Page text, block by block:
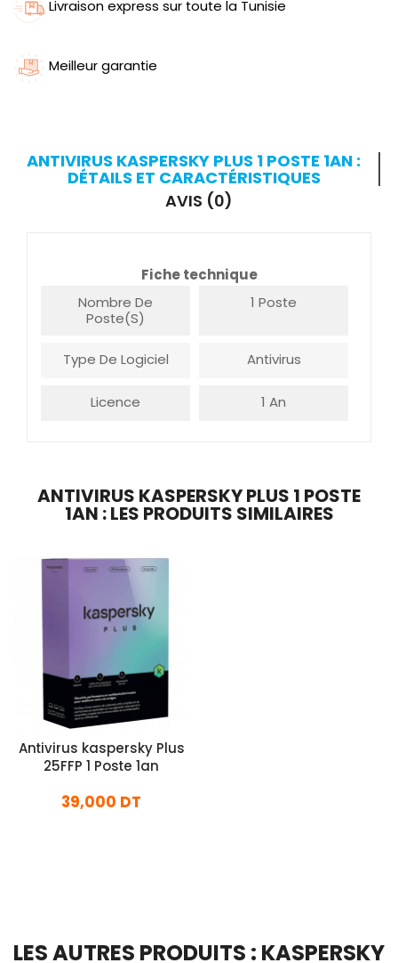
Livraison express sur toute la Tunisie
Meilleur garantie
ANTIVIRUS KASPERSKY PLUS 1 POSTE 1AN :
DÉTAILS ET CARACTÉRISTIQUES
AVIS (0)
Fiche technique
Nombre De
Poste(s)
1 Poste
Type De Logiciel Antivirus
Licence 1 An
ANTIVIRUS KASPERSKY PLUS 1 POSTE
1AN : LES PRODUITS SIMILAIRES
Antivirus kaspersky Plus
25FFP 1 Poste 1an
39,000 DT
LES AUTRES PRODUITS : KASPERSKY